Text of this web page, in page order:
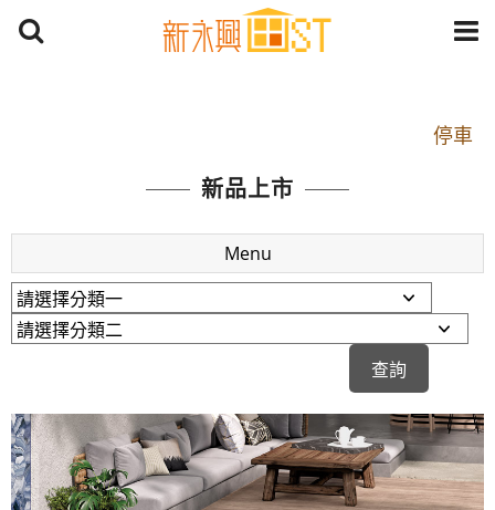
停車
捷運： 中和線【頂溪站 2 號出口】往中山路1段139
原Line已滿 無法加Line好友 請親愛的客戶加入
LINE官方帳號@a0975005573
開車：中山路1段 到永平路路口(樂華夜市口)門口可
停車
捷運： 中和線【頂溪站 2 號出口】往中山路1段139
號約10分鐘
原Line已滿 無法加Line好友 請親愛的客戶加入
LINE官方帳號@a0975005573
新品上市
Menu